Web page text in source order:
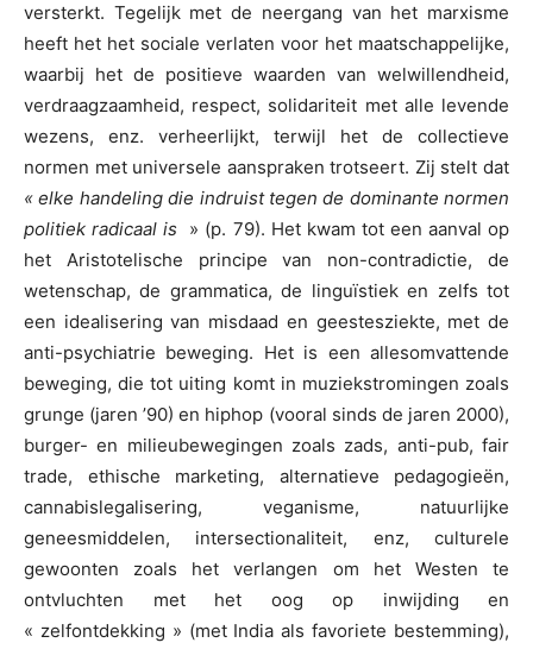
versterkt. Tegelijk met de neergang van het marxisme
heeft het het sociale verlaten voor het maatschappelijke,
waarbij het de positieve waarden van welwillendheid,
verdraagzaamheid, respect, solidariteit met alle levende
wezens, enz. verheerlijkt, terwijl het de collectieve
normen met universele aanspraken trotseert. Zij stelt dat
« elke handeling die indruist tegen de dominante normen
politiek radicaal is
» (p. 79). Het kwam tot een aanval op
het Aristotelische principe van non-contradictie, de
wetenschap, de grammatica, de linguïstiek en zelfs tot
een idealisering van misdaad en geestesziekte, met de
anti-psychiatrie beweging. Het is een allesomvattende
beweging, die tot uiting komt in muziekstromingen zoals
grunge (jaren ’90) en hiphop (vooral sinds de jaren 2000),
burger- en milieubewegingen zoals zads, anti-pub, fair
trade, ethische marketing, alternatieve pedagogieën,
cannabislegalisering, veganisme, natuurlijke
geneesmiddelen, intersectionaliteit, enz, culturele
gewoonten zoals het verlangen om het Westen te
ontvluchten met het oog op inwijding en
« zelfontdekking » (met India als favoriete bestemming),